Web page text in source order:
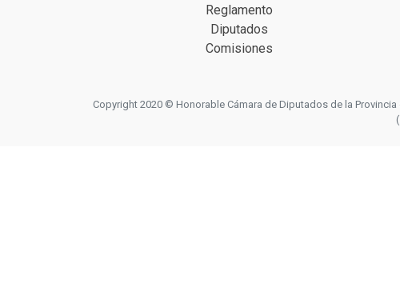
Reglamento
Diputados
Comisiones
Copyright 2020 © Honorable Cámara de Diputados de la